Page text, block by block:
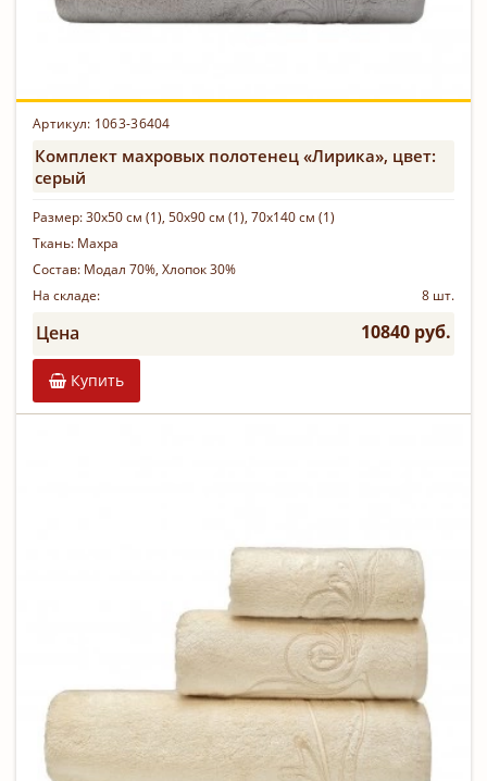
Артикул: 1063-36404
Комплект махровых полотенец «Лирика», цвет:
серый
Размер:30х50 см (1), 50х90 см (1), 70х140 см (1)
Ткань: Махра
Состав: Модал 70%, Хлопок 30%
На складе:
8 шт.
Цена 10840 руб.
Купить